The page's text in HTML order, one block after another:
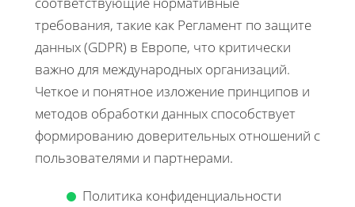
требования, такие как Регламент по защите
данных (GDPR) в Европе, что критически
важно для международных организаций.
Четкое и понятное изложение принципов и
методов обработки данных способствует
формированию доверительных отношений с
пользователями и партнерами.
Политика конфиденциальности